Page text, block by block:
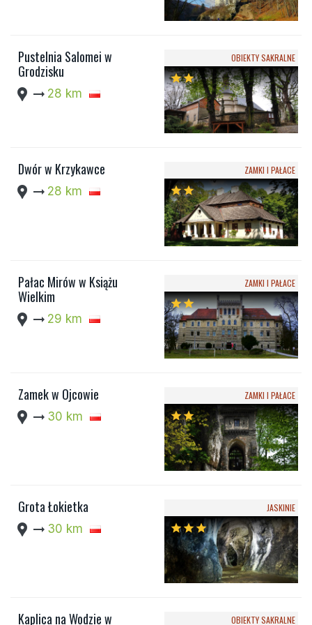
Pustelnia Salomei w
Grodzisku
location_pin arrow_right_alt 28 km
OBIEKTY SAKRALNE
starstar
Dwór w Krzykawce
location_pin arrow_right_alt 28 km
ZAMKI I PAŁACE
starstar
Pałac Mirów w Książu
Wielkim
location_pin arrow_right_alt 29 km
ZAMKI I PAŁACE
starstar
Zamek w Ojcowie
location_pin arrow_right_alt 30 km
ZAMKI I PAŁACE
starstar
Grota Łokietka
location_pin arrow_right_alt 30 km
JASKINIE
starstarstar
Kaplica na Wodzie w
OBIEKTY SAKRALNE